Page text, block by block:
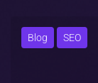
Blog SEO